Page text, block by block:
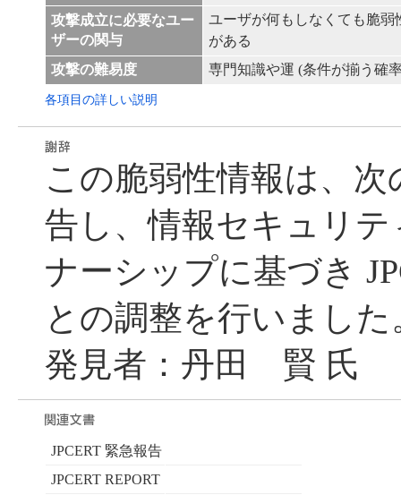
攻撃成立に必要なユー
ザーの関与
ユーザが何もしなくても脆弱
がある
攻撃の難易度
専門知識や運 (条件が揃う確
各項目の詳しい説明
この脆弱性情報は、
告し、情報セキュリ
ナーシップに基づき
との調整を行いました
発見者：丹田 賢 氏
JPCERT 緊急報告
JPCERT REPORT